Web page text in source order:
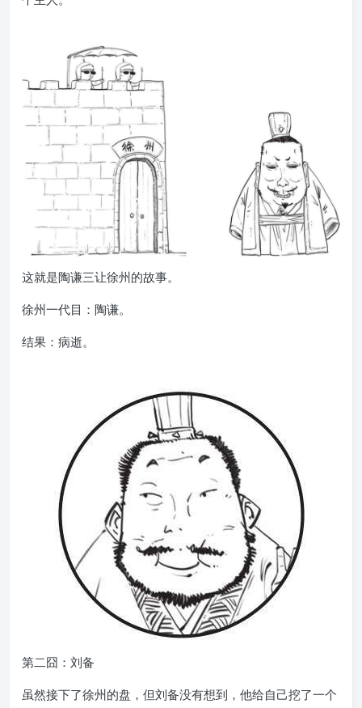
这就是陶谦三让徐州的故事。
徐州一代目：陶谦。
结果：病逝。
第二囧：刘备
虽然接下了徐州的盘，但刘备没有想到，他给自己挖了一个